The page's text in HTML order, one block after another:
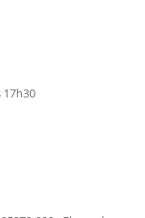
17h30